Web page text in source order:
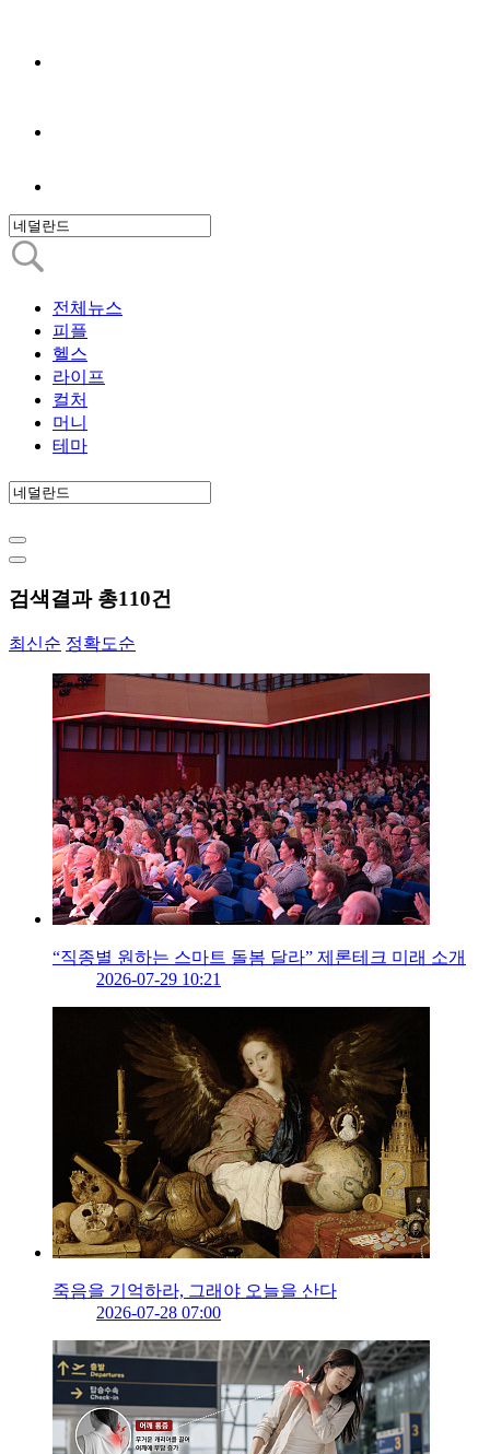
전체뉴스
피플
헬스
라이프
컬처
머니
테마
검색결과 총110건
최신순 정확도순
“직종별 원하는 스마트 돌봄 달라” 제론테크 미래 소개
2026-07-29 10:21
죽음을 기억하라, 그래야 오늘을 산다
2026-07-28 07:00